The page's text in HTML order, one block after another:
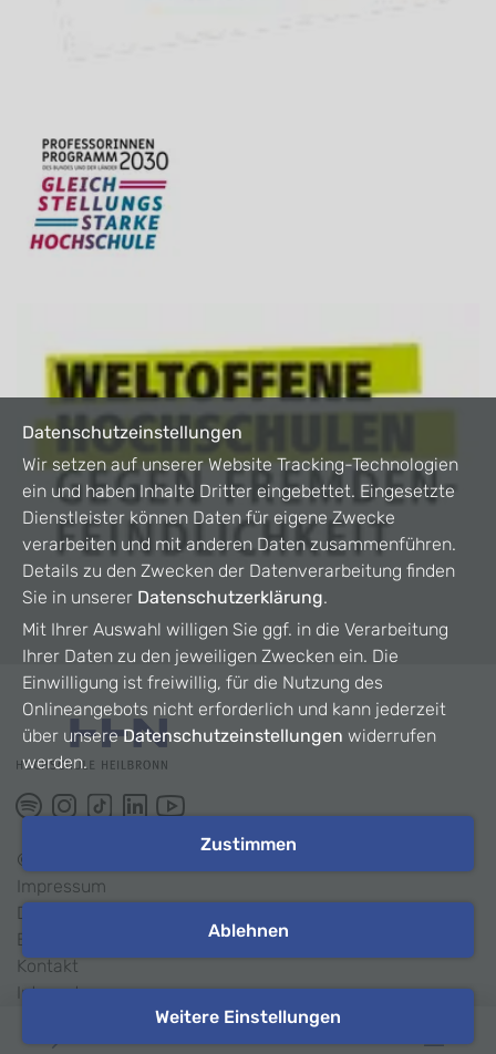
©
Impressum
Datenschutz
Barrierefreiheit
Kontakt
Intranet
Datenschutzeinstellungen
Wir setzen auf unserer Website Tracking-Technologien
ein und haben Inhalte Dritter eingebettet. Eingesetzte
Dienstleister können Daten für eigene Zwecke
verarbeiten und mit anderen Daten zusammenführen.
Details zu den Zwecken der Datenverarbeitung finden
Sie in unserer Datenschutzerklärung.
Mit Ihrer Auswahl willigen Sie ggf. in die Verarbeitung
Ihrer Daten zu den jeweiligen Zwecken ein. Die
Einwilligung ist freiwillig, für die Nutzung des
Onlineangebots nicht erforderlich und kann jederzeit
über unsereDatenschutzeinstellungen widerrufen
werden.
Zustimmen
Ablehnen
Weitere Einstellungen